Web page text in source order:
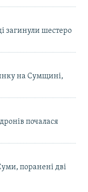
загинули шестеро
на Сумщині,
почалася
поранені дві